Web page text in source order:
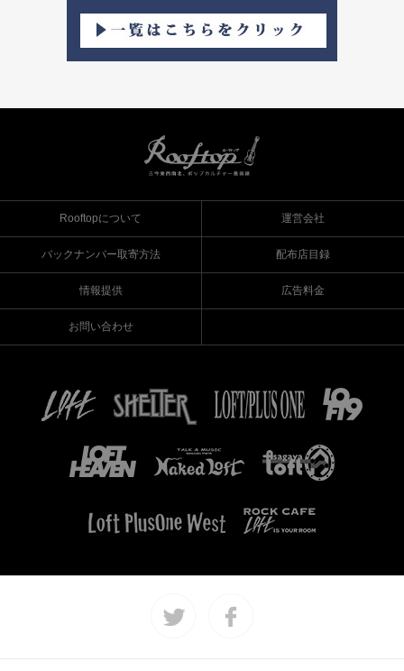
Rooftopについて 運営会社
バックナンバー取寄方法 配布店目録
情報提供 広告料金
お問い合わせ